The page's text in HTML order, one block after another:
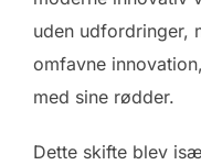
uden udfordringer,
omfavne
med sine rødder.
Dette skifte blev